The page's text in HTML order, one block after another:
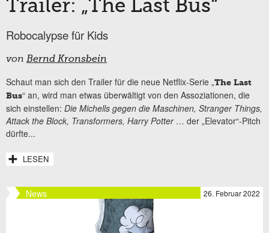
Trailer: „The Last Bus“
Robocalypse für Kids
von Bernd Kronsbein
Schaut man sich den Trailer für die neue Netflix-Serie „The Last
Bus“ an, wird man etwas überwältigt von den Assoziationen, die
sich einstellen: Die Michells gegen die Maschinen, Stranger Things,
Attack the Block, Transformers, Harry Potter… der „Elevator“-Pitch
dürfte...
LESEN
News 26. Februar 2022